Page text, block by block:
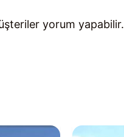
yorum yapabilir.